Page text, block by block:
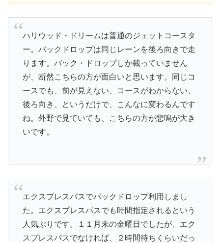
ハリウッド・ドリームは普通のジェットコースタ
ー。バックドロップは同じレーンを後ろ向きで走
ります。バック・ドロップしか載っていません
が、断然こちらの方が面白いと思います。同じコ
ースでも、前が見えない、コースがわからない、
後ろ向き、というだけで、こんなに変わるんです
ね。外野で見ていても、こちらの方が悲鳴が大き
いです。
エクスプレスパスでバックドロップ利用しまし
た。エクスプレスパスでも時間指定されるという
人気ぶりです。１１月末の金曜日でしたが、エク
スプレスパスでなければ、２時間待ちくらいだっ